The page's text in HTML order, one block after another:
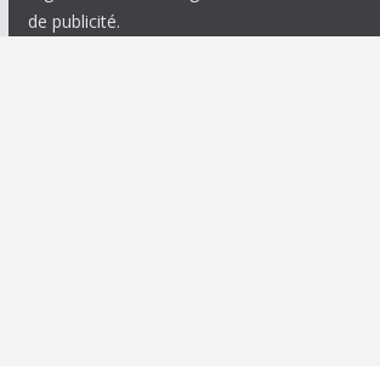
de publicité.